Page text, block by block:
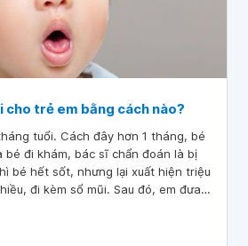
trẻ em bằng cách nào?
tuổi. Cách đây hơn 1 tháng, bé
bé đi khám, bác sĩ chẩn đoán là bị
bé hết sốt, nhưng lại xuất hiện triệu
đi kèm sổ mũi. Sau đó, em đưa
ho, mà đặc biệt bé chỉ ho ban